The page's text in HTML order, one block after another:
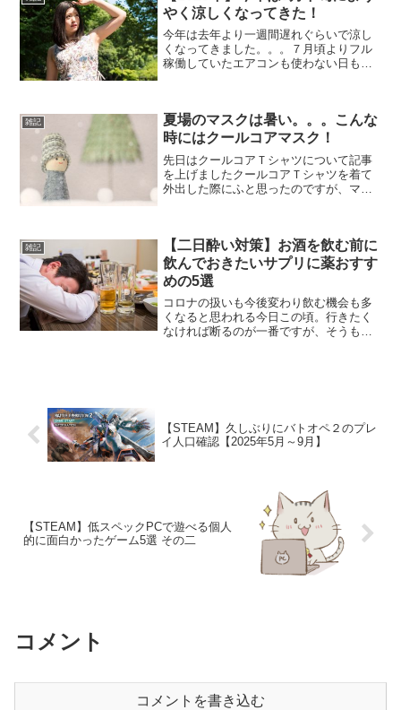
番号からの着信...
やく涼しくなってきた！
今年は去年より一週間遅れぐらいで涼し
くなってきました。。。７月頃よりフル
稼働していたエアコンも使わない日もで
気温が下がってきた...
雑記
夏場のマスクは暑い。。。こんな
時にはクールコアマスク！
先日はクールコアＴシャツについて記事
を上げましたクールコアＴシャツを着て
外出した際にふと思ったのですが、マス
コアＴシャツがあるならばマス...
雑記
【二日酔い対策】お酒を飲む前に
飲んでおきたいサプリに薬おすす
めの5選
コロナの扱いも今後変わり飲む機会も多
くなると思われる今日この頃。行きたく
なければ断るのが一番ですが、そうもい
【STEAM】久しぶりにバトオペ２のプレ
イ人口確認【2025年5月～9月】
【STEAM】低スペックPCで遊べる個人
的に面白かったゲーム5選 その二
コメント
コメントを書き込む